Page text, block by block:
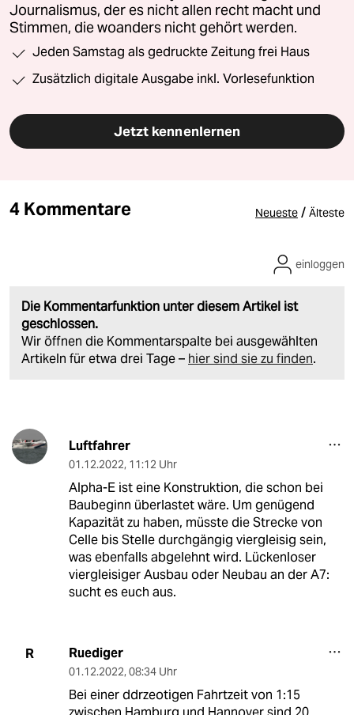
Journalismus, der es nicht allen recht macht und
Stimmen, die woanders nicht gehört werden.
Jeden Samstag als gedruckte Zeitung frei Haus
Zusätzlich digitale Ausgabe inkl. Vorlesefunktion
Jetzt kennenlernen
4 Kommentare Neueste / Älteste
Die Kommentarfunktion unter diesem Artikel ist
geschlossen.
Wir öffnen die Kommentarspalte bei ausgewählten
Artikeln für etwa drei Tage – hier sind sie zu finden.
einloggen
Luftfahrer
01.12.2022, 11:12 Uhr
Alpha-E ist eine Konstruktion, die schon bei
Baubeginn überlastet wäre. Um genügend
Kapazität zu haben, müsste die Strecke von
Celle bis Stelle durchgängig viergleisig sein,
was ebenfalls abgelehnt wird. Lückenloser
viergleisiger Ausbau oder Neubau an der A7:
sucht es euch aus.
R Ruediger
01.12.2022, 08:34 Uhr
Bei einer ddrzeotigen Fahrtzeit von 1:15